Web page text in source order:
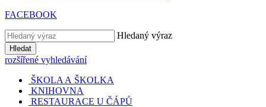
FACEBOOK
Hledaný výraz
Hledat
rozšířené vyhledávání
ŠKOLA A ŠKOLKA
KNIHOVNA
RESTAURACE U ČÁPŮ